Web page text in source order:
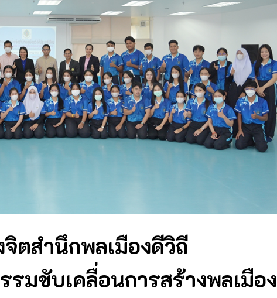
ตสำนึกพลเมืองดีวิถี
มขับเคลื่อนการสร้างพลเมือง